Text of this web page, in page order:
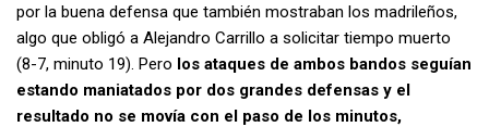
por la buena defensa que también mostraban los madrileños,
algo que obligó a Alejandro Carrillo a solicitar tiempo muerto
(8-7, minuto 19). Pero los ataques de ambos bandos seguían
estando maniatados por dos grandes defensas y el
resultado no se movía con el paso de los minutos,